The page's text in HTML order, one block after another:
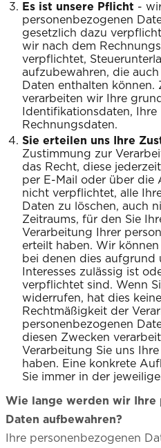
Es ist unsere Pflicht -
personenbezogenen
gesetzlich dazu
wir nach dem
verpflichtet,
aufzubewahren, die
Daten enthalten können.
verarbeiten wir Ihre
Identifikationsdaten,
Rechnungsdaten.
Sie erteilen uns Ihre
Zustimmung zur
das Recht, diese
per E-Mail oder über die
nicht verpflichtet, alle
Daten zu löschen, auch
Zeitraums, für den Sie
Verarbeitung Ihrer
erteilt haben. Wir
bei denen dies aufgrund
Interesses zulässig ist
verpflichtet sind. Wenn
widerrufen, hat dies
Rechtmäßigkeit der
personenbezogenen
diesen Zwecken
Verarbeitung Sie uns
haben. Eine konkrete
Sie immer in der
Wie lange werden wir Ihre
Daten aufbewahren?
Ihre personenbezogenen